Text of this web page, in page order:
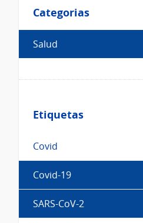
Categorias
Categorias
Salud
Etiquetas
Etiquetas
Covid
Covid-19
SARS-CoV-2